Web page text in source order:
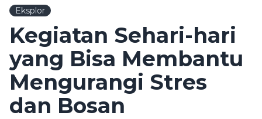
Eksplor
Kegiatan Sehari-hari
yang Bisa Membantu
Mengurangi Stres
dan Bosan